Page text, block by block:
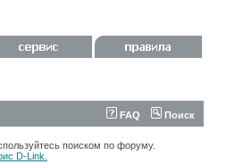
FAQ Поиск
поиском по форуму.
D-Link.